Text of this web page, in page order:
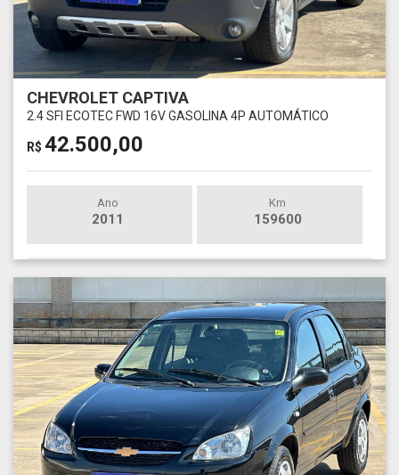
CHEVROLET CAPTIVA
2.4 SFI ECOTEC FWD 16V GASOLINA 4P AUTOMÁTICO
R$ 42.500,00
Ano
2011
Km
159600